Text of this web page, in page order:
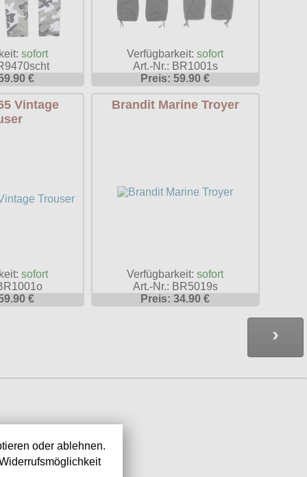
sofort
€
Verfügbarkeit:sofort
Art.-Nr.: BR1001s
Preis: 59.90 €
Vintage
sofort
€
Brandit Marine Troyer
Verfügbarkeit:sofort
Art.-Nr.: BR5019s
Preis: 34.90 €
›
oder ablehnen.